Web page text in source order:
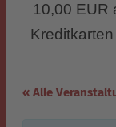
10,00 EUR
« Alle